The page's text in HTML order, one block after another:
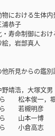
における生体
恭子
・寿命制御に
，岩部真人
所見からの鑑別
浩，大塚文男
松本俊一，堀
ら 若槻明彦
ら 山本一博
ら 小倉高志